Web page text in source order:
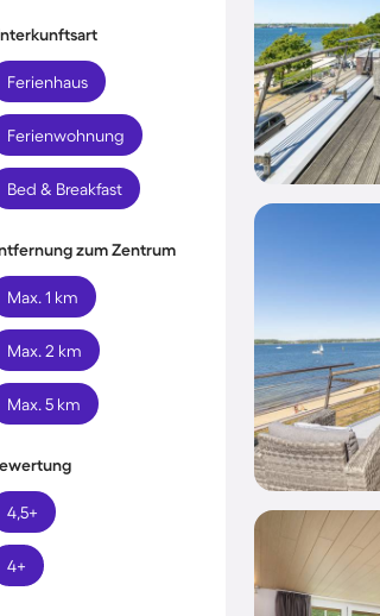
Ferienhaus
Ferienwohnung
Bed & Breakfast
zum Zentrum
Max. 1 km
Max. 2 km
Max. 5 km
4,5+
4+